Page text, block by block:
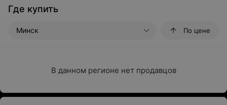
Где купить
Минск По цене
В данном регионе нет продавцов